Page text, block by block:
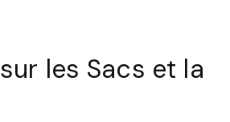
les Sacs et la